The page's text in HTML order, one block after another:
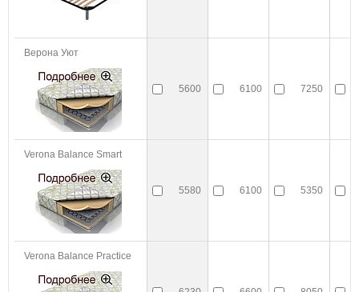
Верона Уют
5600 6100 7250
Verona Balance Smart
5580 6100 5350
Verona Balance Practice